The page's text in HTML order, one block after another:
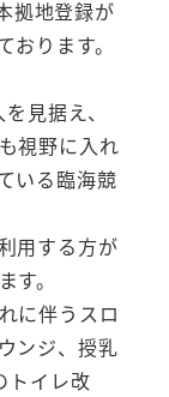
拠地登録が
ります。
見据え、
視野に入れ
いる臨海競
用する方が
。
に伴うスロ
ンジ、授乳
トイレ改